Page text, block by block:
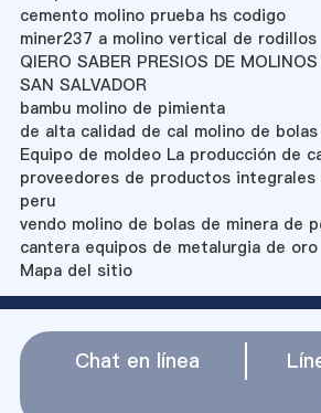
cemento molino prueba hs codigo
miner237 a molino vertical de rodillos
QIERO SABER PRESIOS DE
SAN SALVADOR
bambu molino de pimienta
de alta calidad de cal molino de
Equipo de moldeo La producción de
proveedores de productos integrales
peru
vendo molino de bolas de minera de
cantera equipos de metalurgia de oro
Mapa del sitio
Chat en línea